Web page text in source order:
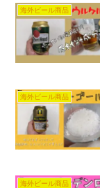
海外ビール商品
海外ビール商品
海外ビール商品